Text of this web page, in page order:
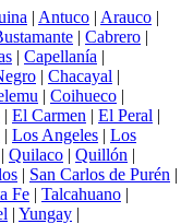
| Antuco | Arauco |
| Cabrero |
| Capellanía |
| Chacayal |
| Coihueco |
| El Carmen | El Peral |
| Los Angeles | Los
| Quilaco | Quillón |
| San Carlos de Purén |
Fe | Talcahuano |
| Yungay |